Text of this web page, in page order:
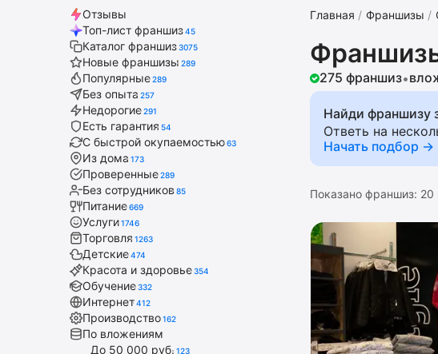
Отзывы
Топ-лист франшиз45
Каталог франшиз3075
Новые франшизы 289
Популярные289
Без опыта 257
Недорогие291
Есть гарантия 54
С быстрой окупаемостью63
Из дома 173
Проверенные289
Без сотрудников 85
Питание669
Услуги1746
Торговля 1263
Детские474
Красота и здоровье354
Обучение332
Интернет412
Производство162
По вложениям
До 50 000 руб. 123
Главная Франшизы
275 франшиз•
Найди франшизу
Ответь на
Начать подбор →
Показано франшиз: 20